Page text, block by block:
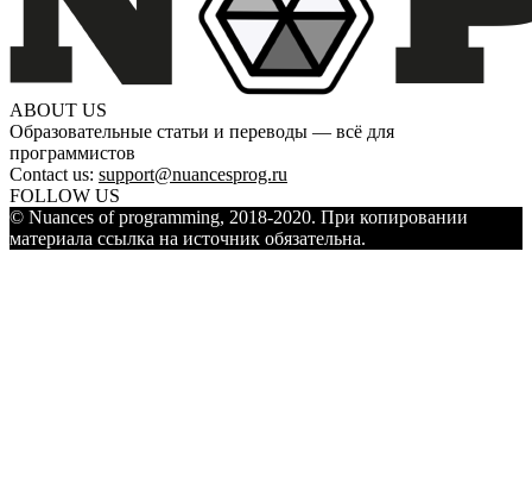
ABOUT US
Образовательные статьи и переводы — всё для
программистов
Contact us: support@nuancesprog.ru
FOLLOW US
© Nuances of programming, 2018-2020. При копировании
материала ссылка на источник обязательна.